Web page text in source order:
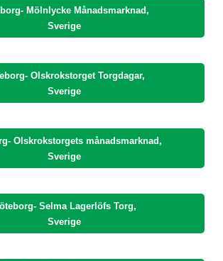
Mölnlycke Månadsmarknad,
Sverige
Olskrokstorget Torgdagar,
Sverige
Olskrokstorgets månadsmarknad,
Sverige
Selma Lagerlöfs Torg,
Sverige